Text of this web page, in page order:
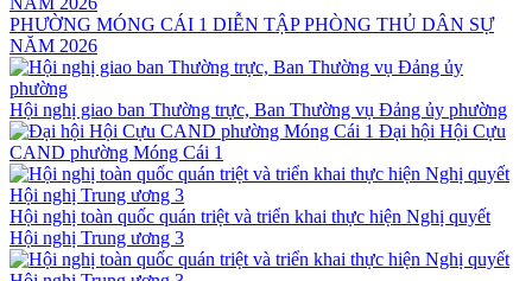
PHƯỜNG MÓNG CÁI 1 DIỄN TẬP PHÒNG THỦ DÂN SỰ
NĂM 2026
Hội nghị giao ban Thường trực, Ban Thường vụ Đảng ủy phường
Đại hội Hội Cựu
CAND phường Móng Cái 1
Hội nghị toàn quốc quán triệt và triển khai thực hiện Nghị quyết
Hội nghị Trung ương 3